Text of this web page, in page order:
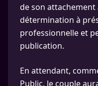
de son attachement
détermination à
professionnelle et
publication.
En attendant,
Public, le couple